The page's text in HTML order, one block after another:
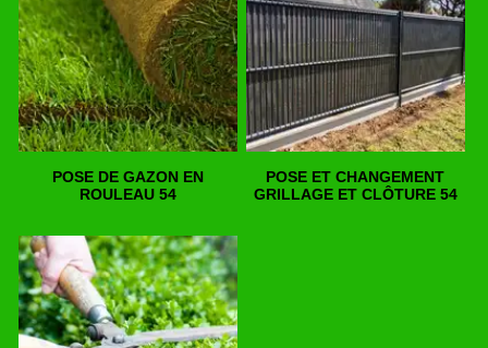
POSE DE GAZON EN
ROULEAU 54
POSE ET CHANGEMENT
GRILLAGE ET CLÔTURE 54